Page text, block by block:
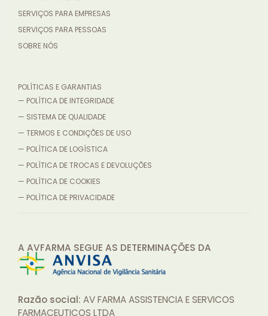
SERVIÇOS PARA EMPRESAS
SERVIÇOS PARA PESSOAS
SOBRE NÓS
POLÍTICAS E GARANTIAS
— POLÍTICA DE INTEGRIDADE
— SISTEMA DE QUALIDADE
— TERMOS E CONDIÇÕES DE USO
— POLÍTICA DE LOGÍSTICA
— POLÍTICA DE TROCAS E DEVOLUÇÕES
— POLÍTICA DE COOKIES
— POLÍTICA DE PRIVACIDADE
A AVFARMA SEGUE AS DETERMINAÇÕES DA
Razão social: AV FARMA ASSISTENCIA E SERVICOS
FARMACEUTICOS LTDA